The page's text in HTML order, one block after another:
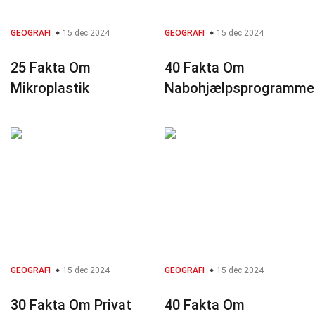
GEOGRAFI 15 dec 2024
25 Fakta Om
Mikroplastik
GEOGRAFI 15 dec 2024
40 Fakta Om
GEOGRAFI 15 dec 2024
30 Fakta Om Privat
GEOGRAFI 15 dec 2024
40 Fakta Om